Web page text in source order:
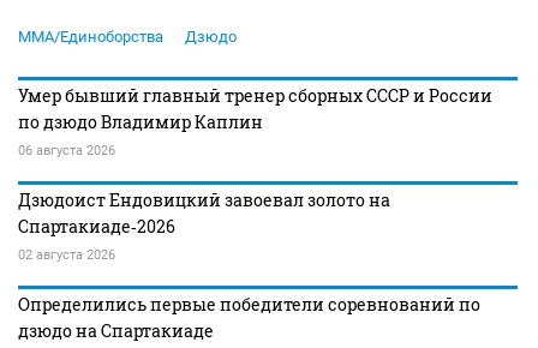
MMA/Единоборства Дзюдо
Умер бывший главный тренер сборных СССР и России
по дзюдо Владимир Каплин
06 августа 2026
Дзюдоист Ендовицкий завоевал золото на
Спартакиаде‑2026
02 августа 2026
Определились первые победители соревнований по
дзюдо на Спартакиаде